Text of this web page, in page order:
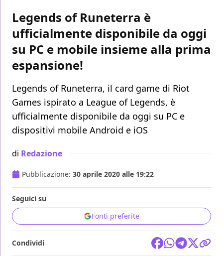
Legends of Runeterra è
ufficialmente disponibile da oggi
su PC e mobile insieme alla prima
espansione!
Legends of Runeterra, il card game di Riot
Games ispirato a League of Legends, è
ufficialmente disponibile da oggi su PC e
dispositivi mobile Android e iOS
di Redazione
Pubblicazione: 30 aprile 2020 alle 19:22
Seguici su
Fonti preferite
Condividi